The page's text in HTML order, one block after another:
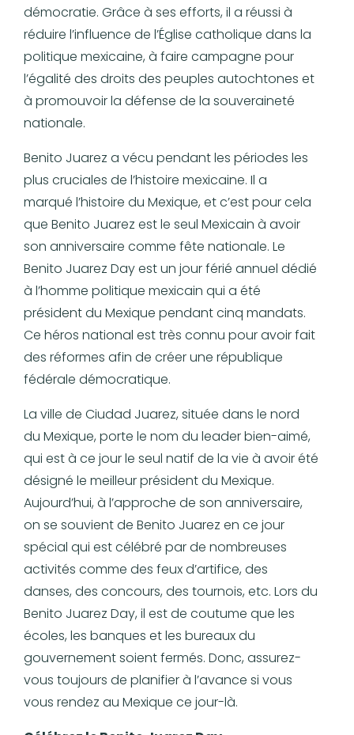
démocratie. Grâce à ses efforts, il a réussi à
réduire l’influence de l’Église catholique dans la
politique mexicaine, à faire campagne pour
l’égalité des droits des peuples autochtones et
à promouvoir la défense de la souveraineté
nationale.
Benito Juarez a vécu pendant les périodes les
plus cruciales de l’histoire mexicaine. Il a
marqué l’histoire du Mexique, et c’est pour cela
que Benito Juarez est le seul Mexicain à avoir
son anniversaire comme fête nationale. Le
Benito Juarez Day est un jour férié annuel dédié
à l’homme politique mexicain qui a été
président du Mexique pendant cinq mandats.
Ce héros national est très connu pour avoir fait
des réformes afin de créer une république
fédérale démocratique.
La ville de Ciudad Juarez, située dans le nord
du Mexique, porte le nom du leader bien-aimé,
qui est à ce jour le seul natif de la vie à avoir été
désigné le meilleur président du Mexique.
Aujourd’hui, à l’approche de son anniversaire,
on se souvient de Benito Juarez en ce jour
spécial qui est célébré par de nombreuses
activités comme des feux d’artifice, des
danses, des concours, des tournois, etc. Lors du
Benito Juarez Day, il est de coutume que les
écoles, les banques et les bureaux du
gouvernement soient fermés. Donc, assurez-
vous toujours de planifier à l’avance si vous
vous rendez au Mexique ce jour-là.